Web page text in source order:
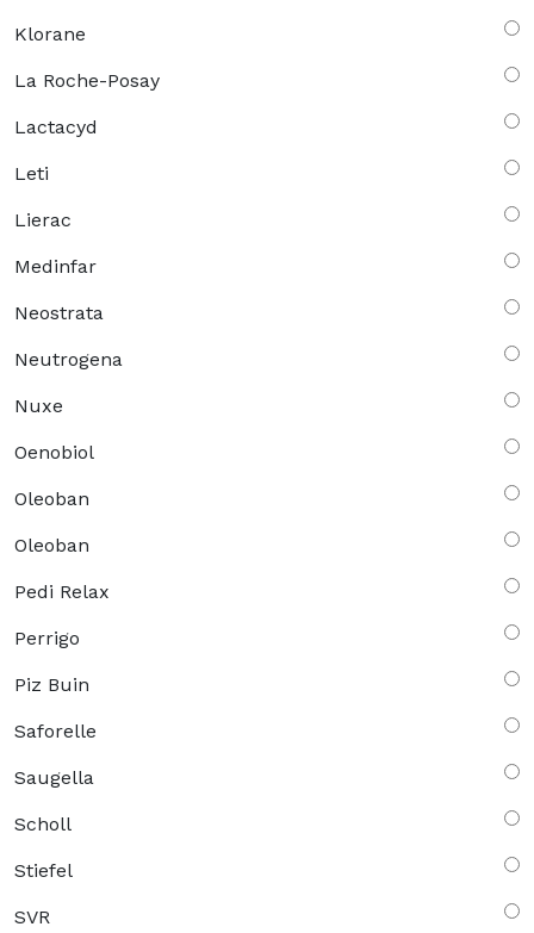
Klorane
La Roche-Posay
Lactacyd
Leti
Lierac
Medinfar
Neostrata
Neutrogena
Nuxe
Oenobiol
Oleoban
Oleoban
Pedi Relax
Perrigo
Piz Buin
Saforelle
Saugella
Scholl
Stiefel
SVR